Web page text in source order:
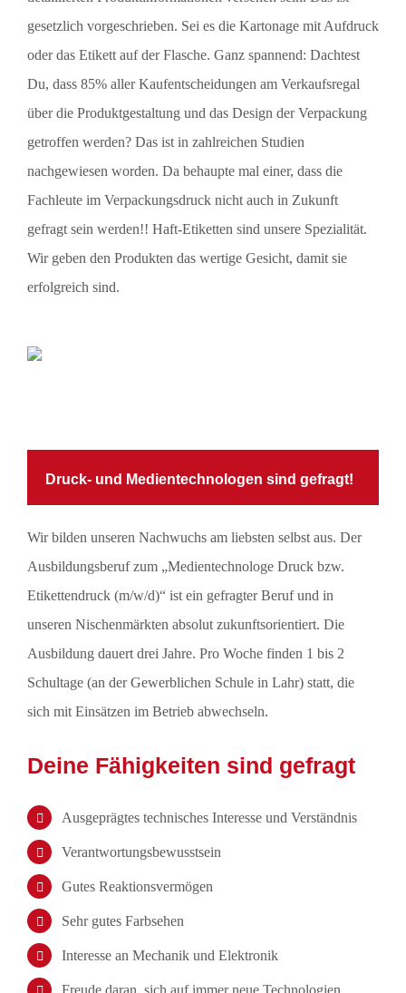
gesetzlich vorgeschrieben. Sei es die Kartonage mit Aufdruck
oder das Etikett auf der Flasche. Ganz spannend: Dachtest
Du, dass 85% aller Kaufentscheidungen am Verkaufsregal
über die Produktgestaltung und das Design der Verpackung
getroffen werden? Das ist in zahlreichen Studien
nachgewiesen worden. Da behaupte mal einer, dass die
Fachleute im Verpackungsdruck nicht auch in Zukunft
gefragt sein werden!! Haft-Etiketten sind unsere Spezialität.
Wir geben den Produkten das wertige Gesicht, damit sie
erfolgreich sind.
Druck- und Medientechnologen sind gefragt!
Wir bilden unseren Nachwuchs am liebsten selbst aus. Der
Ausbildungsberuf zum „Medientechnologe Druck bzw.
Etikettendruck (m/w/d)“ ist ein gefragter Beruf und in
unseren Nischenmärkten absolut zukunftsorientiert. Die
Ausbildung dauert drei Jahre. Pro Woche finden 1 bis 2
Schultage (an der Gewerblichen Schule in Lahr) statt, die
sich mit Einsätzen im Betrieb abwechseln.
Deine Fähigkeiten sind gefragt
Ausgeprägtes technisches Interesse und Verständnis
Verantwortungsbewusstsein
Gutes Reaktionsvermögen
Sehr gutes Farbsehen
Interesse an Mechanik und Elektronik
Freude daran, sich auf immer neue Technologien